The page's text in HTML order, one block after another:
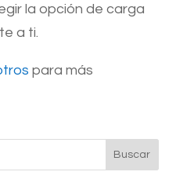
la opción de carga
a ti.
para más
Buscar